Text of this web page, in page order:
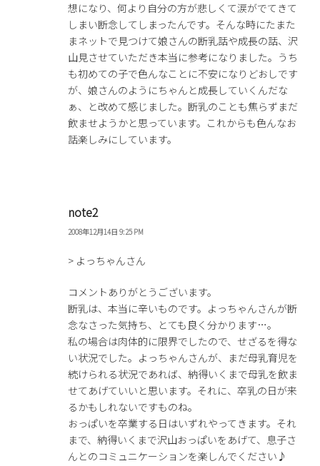
想になり、何より自分の方が悲しくて涙がでてきて
しまい断念してしまったんです。そんな時にたまた
まネットで見つけて娘さんの断乳話や成長の話、沢
山見させていただき本当に参考になりました。うち
も初めての子で色んなことに不安になりどおしです
が、娘さんのようにちゃんと成長していくんだな
ぁ、と改めて感じました。断乳のことも焦らずまだ
飲ませようかと思っています。これからも色んなお
話楽しみにしています。
note2
2008年12月14日 9:25 PM
> よっちゃんさん
コメントありがとうございます。
断乳は、本当に辛いものです。よっちゃんさんが断
念なさった気持ち、とても良く分かります…。
私の場合は肉体的に限界でしたので、せざるを得な
い状況でした。よっちゃんさんが、まだ母乳育児を
続けられる状況であれば、納得いくまで母乳を飲ま
せてあげていいと思います。それに、卒乳の日が来
るかもしれないですものね。
おっぱいを卒業する日はいずれやってきます。それ
まで、納得いくまで沢山おっぱいをあげて、息子さ
んとのコミュニケーションを楽しんでください♪